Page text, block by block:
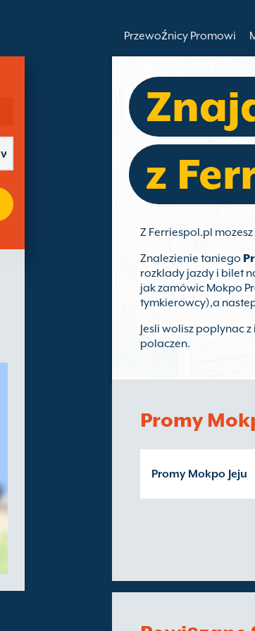
Przewoźnicy Promowi
z
Z Ferriespol.pl
Znalezienie taniego
rozklady jazdy i bilet
jak zamówic Mokpo
tymkierowcy),a
Jesli wolisz poplynac
polaczen.
Promy
Promy Mokpo Jeju